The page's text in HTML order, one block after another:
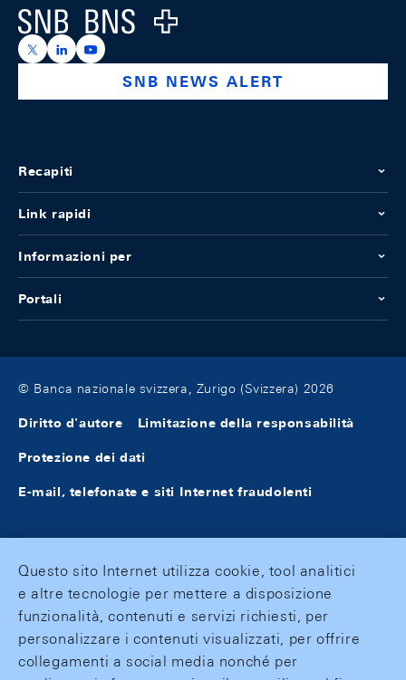
Logo
https://x.com/snb_bns
https://ch.linkedin.com/company/swiss-national-
https://www.youtube.com/@swissnationalbank
SNB NEWS ALERT
Recapiti
Link rapidi
Informazioni per
Portali
© Banca nazionale svizzera, Zurigo (Svizzera) 2026
Diritto d'autore Limitazione della responsabilità
Protezione dei dati
E-mail, telefonate e siti Internet fraudolenti
Questo sito Internet utilizza cookie, tool analitici
e altre tecnologie per mettere a disposizione
funzionalità, contenuti e servizi richiesti, per
personalizzare i contenuti visualizzati, per offrire
collegamenti a social media nonché per